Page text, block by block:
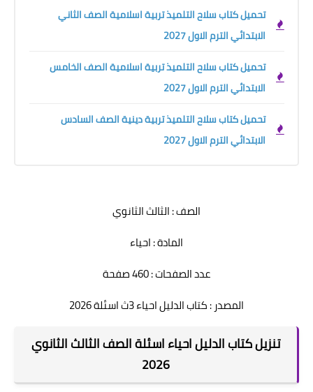
تحميل كتاب سلاح التلميذ تربية اسلامية الصف الثاني
الابتدائي الترم الاول 2027
تحميل كتاب سلاح التلميذ تربية اسلامية الصف الخامس
الابتدائي الترم الاول 2027
تحميل كتاب سلاح التلميذ تربية دينية الصف السادس
الابتدائي الترم الاول 2027
الصف : الثالث الثانوي
المادة : احياء
عدد الصفحات : 460 صفحة
المصدر : كتاب الدليل احياء 3ث اسئلة 2026
تنزيل كتاب الدليل احياء اسئلة الصف الثالث الثانوي
2026